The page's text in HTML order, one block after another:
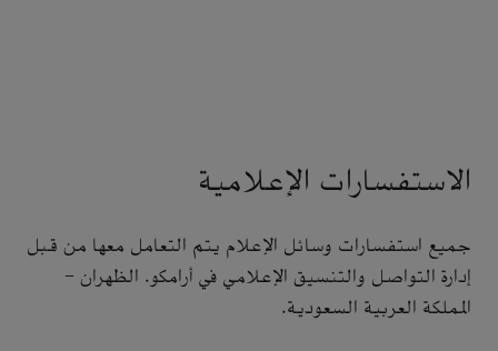
الاستفسارات الإعلامية
جميع استفسارات وسائل الإعلام يتم التعامل معها من قبل
إدارة التواصل والتنسيق الإعلامي في أرامكو. الظهران -
المملكة العربية السعودية.